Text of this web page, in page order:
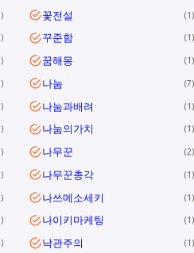
꽃전설 1
꾸준함 1
꿈해몽 1
나눔 7
나눔과배려 1
나눔의가치 1
나무꾼 2
나무꾼총각 1
나쓰메소세키 1
나이키마케팅 1
낙관주의 1